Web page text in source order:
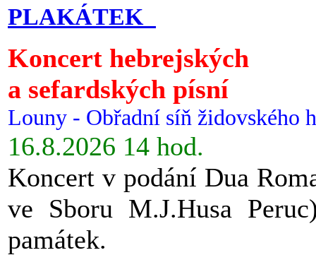
PLAKÁTEK
Koncert hebrejských
a sefardských písní
Louny - Obřadní síň židovského
16.8.2026 14 hod.
Koncert v podání Dua
ve Sboru M.J.Husa
památek.